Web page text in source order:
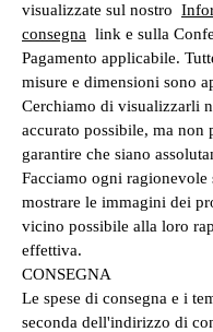
visualizzate sul nostro
consegna link e sulla
Pagamento applicabile.
misure e dimensioni sono
Cerchiamo di visualizzarli
accurato possibile, ma non
garantire che siano
Facciamo ogni ragionevole
mostrare le immagini dei
vicino possibile alla loro
effettiva.
CONSEGNA
Le spese di consegna e i
seconda dell'indirizzo di